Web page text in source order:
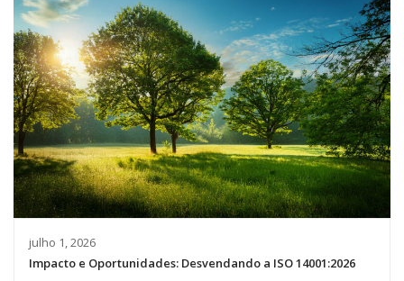
julho 1, 2026
Impacto e Oportunidades: Desvendando a ISO 14001:2026